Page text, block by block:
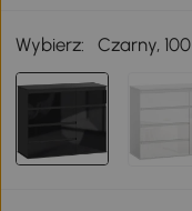
Wybierz: Czarny,